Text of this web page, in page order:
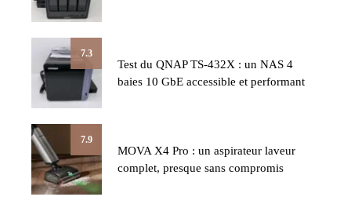
7.3
Test du QNAP TS-432X : un NAS 4
baies 10 GbE accessible et performant
7.9
MOVA X4 Pro : un aspirateur laveur
complet, presque sans compromis